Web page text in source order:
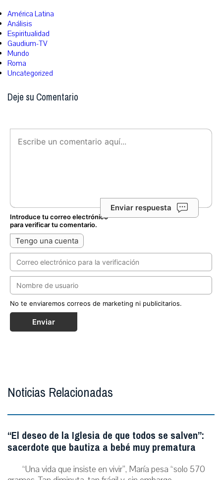
América Latina
Análisis
Espiritualidad
Gaudium-TV
Mundo
Roma
Uncategorized
Deje su Comentario
Enviar respuesta
Introduce tu correo electrónico
para verificar tu comentario.
Tengo una cuenta
No te enviaremos correos de marketing ni publicitarios.
Enviar
Noticias Relacionadas
“El deseo de la Iglesia de que todos se salven”:
sacerdote que bautiza a bebé muy prematura
“Una vida que insiste en vivir”, María pesa “solo 570